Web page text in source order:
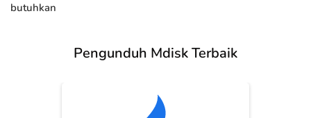
butuhkan
Pengunduh Mdisk Terbaik